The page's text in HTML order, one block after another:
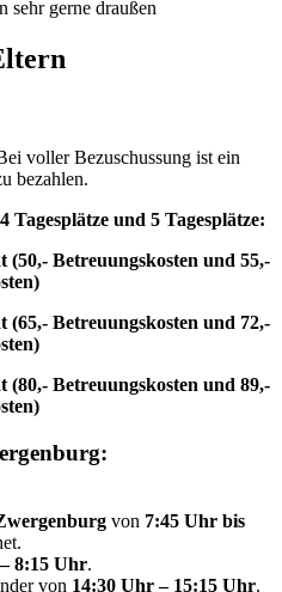
sehr gerne draußen
voller Bezuschussung ist ein
bezahlen.
Tagesplätze und 5 Tagesplätze:
(50,- Betreuungskosten und 55,-
(65,- Betreuungskosten und 72,-
(80,- Betreuungskosten und 89,-
von 7:45 Uhr bis
8:15 Uhr.
von 14:30 Uhr – 15:15 Uhr.